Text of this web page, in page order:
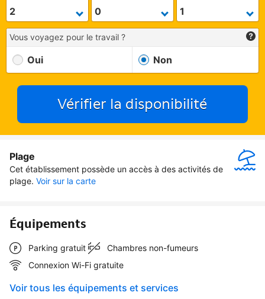
Vous voyagez pour le travail ?
Oui Non
Vérifier la disponibilité
Plage
Cet établissement possède un accès à des activités de
plage. Voir sur la carte
Équipements
Parking gratuit
Chambres non-fumeurs
Connexion Wi-Fi gratuite
Voir tous les équipements et services